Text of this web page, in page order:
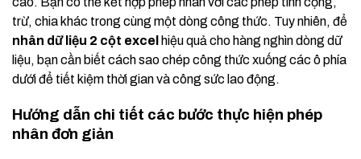
trừ, chia khác trong cùng một dòng công thức. Tuy nhiên, để
nhân dữ liệu 2 cột excel hiệu quả cho hàng nghìn dòng dữ
liệu, bạn cần biết cách sao chép công thức xuống các ô phía
dưới để tiết kiệm thời gian và công sức lao động.
Hướng dẫn chi tiết các bước thực hiện phép
nhân đơn giản